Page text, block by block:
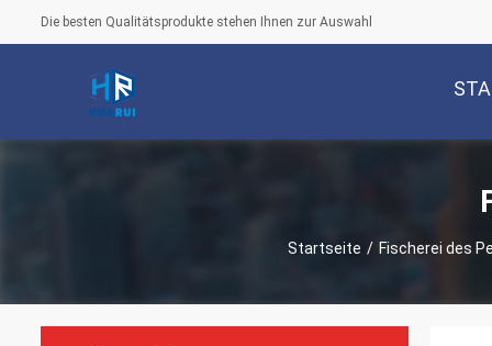
Die besten Qualitätsprodukte stehen Ihnen zur Auswahl
Startseite / Fischerei des